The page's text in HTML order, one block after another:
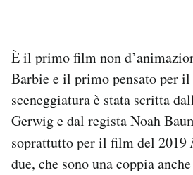
È il primo film non
Barbie e il primo pensato per
sceneggiatura è stata scritta
Gerwig e dal regista Noah
soprattutto per il film del 2019
due, che sono una coppia